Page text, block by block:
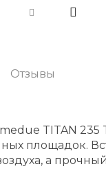
Отзывы
TITAN
площадок.
а